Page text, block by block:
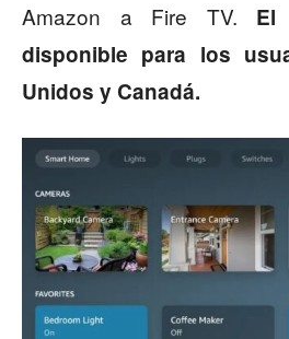
Amazon a Fire TV. El
disponible para los
Unidos y Canadá.